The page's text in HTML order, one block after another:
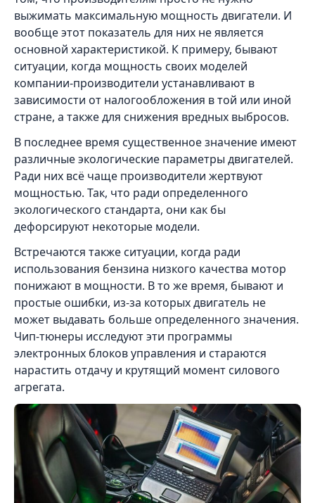
выжимать максимальную мощность двигатели. И
вообще этот показатель для них не является
основной характеристикой. К примеру, бывают
ситуации, когда мощность своих моделей
компании-производители устанавливают в
зависимости от налогообложения в той или иной
стране, а также для снижения вредных выбросов.
В последнее время существенное значение имеют
различные экологические параметры двигателей.
Ради них всё чаще производители жертвуют
мощностью. Так, что ради определенного
экологического стандарта, они как бы
дефорсируют некоторые модели.
Встречаются также ситуации, когда ради
использования бензина низкого качества мотор
понижают в мощности. В то же время, бывают и
простые ошибки, из-за которых двигатель не
может выдавать больше определенного значения.
Чип-тюнеры исследуют эти программы
электронных блоков управления и стараются
нарастить отдачу и крутящий момент силового
агрегата.